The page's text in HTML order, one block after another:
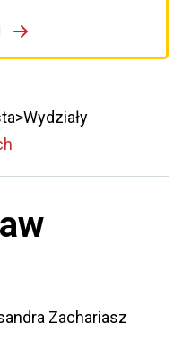
Przejdź do następnego
Wydziały
Zachariasz